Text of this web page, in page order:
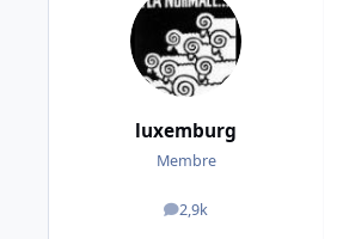
luxemburg
Membre
2,9k
messages